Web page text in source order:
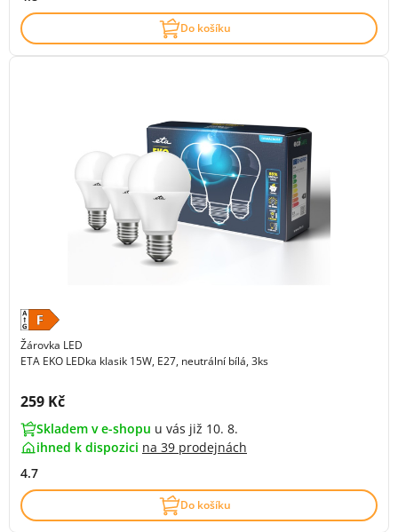
Do košíku
Žárovka LED
ETA EKO LEDka klasik 15W, E27, neutrální bílá, 3ks
Cena s DPH:
259 Kč
Skladem v e-shopu u vás již 10. 8.
ihned k dispozici na 39 prodejnách
4.7
Do košíku